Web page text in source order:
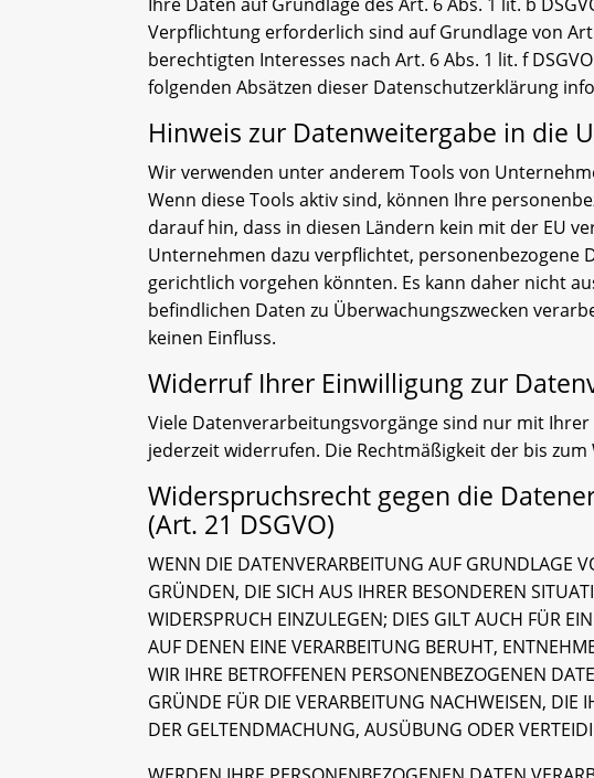
Verpflichtung erforderlich sind auf Grundlage von
berechtigten Interesses nach Art. 6 Abs. 1 lit. f
folgenden Absätzen dieser Datenschutzerklärung
Hinweis zur Datenweitergabe in die
Wir verwenden unter anderem Tools von
Wenn diese Tools aktiv sind, können Ihre
darauf hin, dass in diesen Ländern kein mit der EU
Unternehmen dazu verpflichtet, personenbezogene
gerichtlich vorgehen könnten. Es kann daher nicht
befindlichen Daten zu Überwachungszwecken
keinen Einfluss.
Widerruf Ihrer Einwilligung zur
Viele Datenverarbeitungsvorgänge sind nur mit
jederzeit widerrufen. Die Rechtmäßigkeit der bis
Widerspruchsrecht gegen die
(Art. 21 DSGVO)
WENN DIE DATENVERARBEITUNG AUF GRUNDLAGE
GRÜNDEN, DIE SICH AUS IHRER BESONDEREN
WIDERSPRUCH EINZULEGEN; DIES GILT AUCH FÜR
AUF DENEN EINE VERARBEITUNG BERUHT,
WIR IHRE BETROFFENEN PERSONENBEZOGENEN
GRÜNDE FÜR DIE VERARBEITUNG NACHWEISEN, DIE
DER GELTENDMACHUNG, AUSÜBUNG ODER